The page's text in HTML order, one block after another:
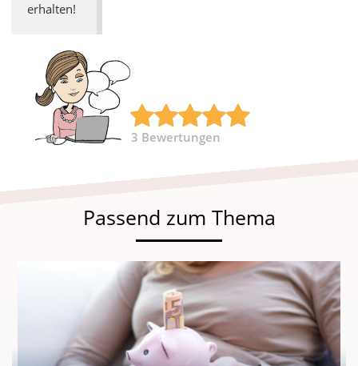
erhalten!
3 Bewertungen
Passend zum Thema